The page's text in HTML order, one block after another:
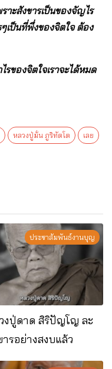
ะสังขารเป็นของจัญไร
เป็นที่พึ่งของจิตใจ ต้อง
ของจิตใจเราจะได้หมด
หลวงปู่มั่น ภูริทัตโต เลย
ประชาสัมพันธ์งานบุญ
งปู่ดาด สิริปัญโญ ละ
ารอย่างสงบแล้ว